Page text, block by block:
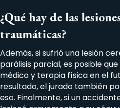
¿Qué hay de las
traumáticas?
Además, si sufrió una lesión
parálisis parcial, es posible
médico y terapia física en el
resultado, el jurado también
eso. Finalmente, si un